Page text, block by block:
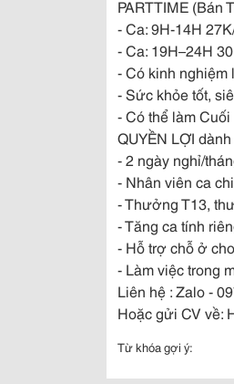
PARTTIME (Bán
- Ca: 9H-14H
- Ca: 19H–24H
- Có kinh
- Sức khỏe tốt,
- Có thể làm
QUYỀN LỢI
- 2 ngày nghỉ/
- Nhân viên ca
- Thưởng T13,
- Tăng ca tính
- Hỗ trợ chỗ ở
- Làm việc trong
Liên hệ : Zalo -
Hoặc gửi CV về:
Từ khóa gợi ý: